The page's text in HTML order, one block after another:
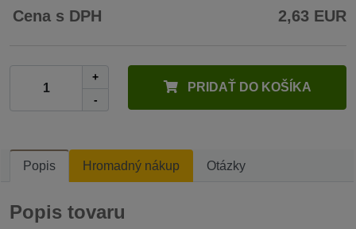
Cena s DPH 2,63 EUR
+
-
PRIDAŤ DO KOŠÍKA
Popis Hromadný nákup Otázky
Popis tovaru